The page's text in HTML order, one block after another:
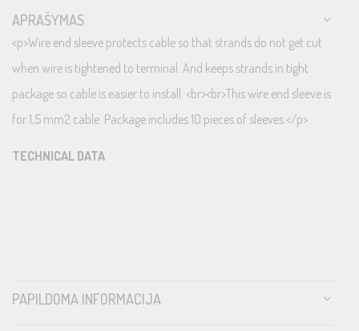
APRAŠYMAS
<p>Wire end sleeve protects cable so that strands do not get cut
when wire is tightened to terminal. And keeps strands in tight
package so cable is easier to install. <br><br>This wire end sleeve is
for 1,5 mm2 cable. Package includes 10 pieces of sleeves.</p>
TECHNICAL DATA
.
PAPILDOMA INFORMACIJA